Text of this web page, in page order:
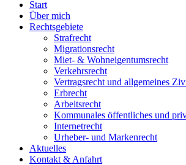
Start
Über mich
Rechtsgebiete
Strafrecht
Migrationsrecht
Miet- & Wohneigentumsrecht
Verkehrsrecht
Vertragsrecht und allgemeines
Erbrecht
Arbeitsrecht
Kommunales öffentliches und
Internetrecht
Urheber- und Markenrecht
Aktuelles
Kontakt & Anfahrt